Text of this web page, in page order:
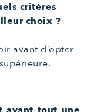
critères
choix ?
avant d’opter